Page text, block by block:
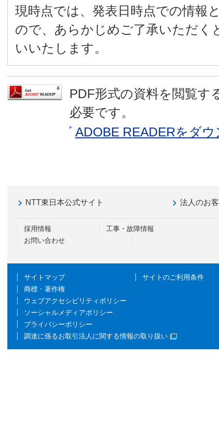
現時点では、発表日時点での情報
ので、あらかじめご了承いただく
いいたします。
PDF形式の資料を閲覧す
必要です。
ADOBE READERをダ
NTT東日本公式サイト 法人のお
採用情報
工事・故障情報
お問い合わせ
サイトマップ
サイトのご利用条件
商標・著作権
ウェブアクセシビリティポリシー
ソーシャルメディアポリシー
プライバシーポリシー
調達に係るお取引法人に関する情報の取り扱い